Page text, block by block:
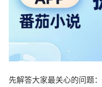
先解答大家最关心的问题